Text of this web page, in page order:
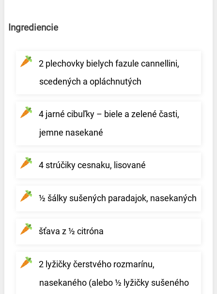
Ingrediencie
2 plechovky bielych fazule cannellini,
scedených a opláchnutých
4 jarné cibuľky – biele a zelené časti,
jemne nasekané
4 strúčiky cesnaku, lisované
½ šálky sušených paradajok, nasekaných
šťava z ½ citróna
2 lyžičky čerstvého rozmarínu,
nasekaného (alebo ½ lyžičky sušeného